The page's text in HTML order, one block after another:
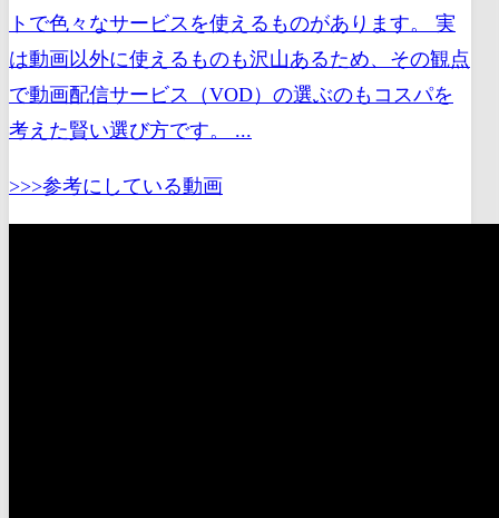
トで色々なサービスを使えるものがあります。 実
は動画以外に使えるものも沢山あるため、その観点
で動画配信サービス（VOD）の選ぶのもコスパを
考えた賢い選び方です。 ...
>>>参考にしている動画